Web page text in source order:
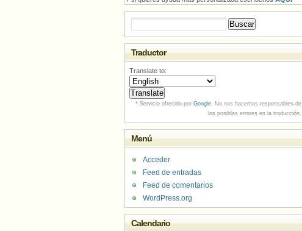
Traductor
Translate to:
* Servicio ofrecido por Google. No nos hacemos responsables de
los posibles errores en la traducción.
Menú
Acceder
Feed de entradas
Feed de comentarios
WordPress.org
Calendario